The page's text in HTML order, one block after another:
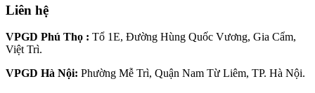
Liên hệ
VPGD Phú Thọ : Tổ 1E, Đường Hùng Quốc Vương, Gia Cẩm,
Việt Trì.
VPGD Hà Nội: Phường Mễ Trì, Quận Nam Từ Liêm, TP. Hà Nội.